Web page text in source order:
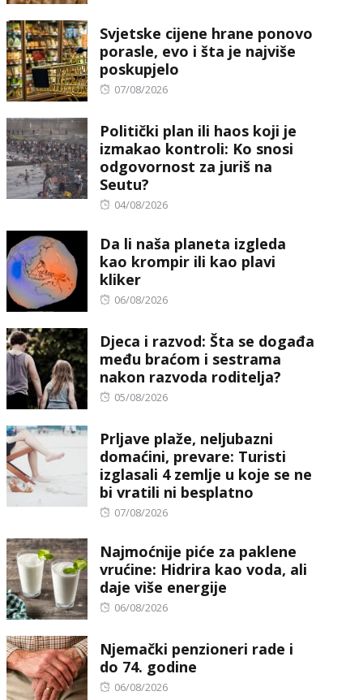
Svjetske cijene hrane ponovo
porasle, evo i šta je najviše
poskupjelo
Posted
07/08/2026
Politički plan ili haos koji je
izmakao kontroli: Ko snosi
odgovornost za juriš na
Seutu?
Posted
04/08/2026
Da li naša planeta izgleda
kao krompir ili kao plavi
kliker
Posted
06/08/2026
Djeca i razvod: Šta se događa
među braćom i sestrama
nakon razvoda roditelja?
Posted
05/08/2026
Prljave plaže, neljubazni
domaćini, prevare: Turisti
izglasali 4 zemlje u koje se ne
bi vratili ni besplatno
Posted
07/08/2026
Najmoćnije piće za paklene
vrućine: Hidrira kao voda, ali
daje više energije
Posted
06/08/2026
Njemački penzioneri rade i
do 74. godine
Posted
06/08/2026